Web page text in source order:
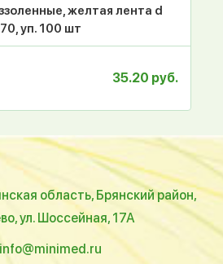
желтая лента d
70, уп. 100 шт
35.20 руб.
область, Брянский район,
ул. Шоссейная, 17А
info@minimed.ru